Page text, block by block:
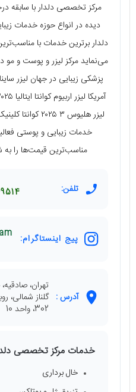
مرکز تخصصی دلدار با سابقه
دیده در انواع حوزه خدمات
دلدار برترین خدمات با
می‌نماید مرکز لیزر و پوست و مو
لیزر هلیوس ۳
خدمات زیبایی و پوستی
مناسب‌ترین قیمت‌ها را به
تلفن:
پیج اینستاگرام:
آدرس :
تهران،
گلناز شمالی،
302، واحد 10
خدمات مرکز تخصصی
خال برداری